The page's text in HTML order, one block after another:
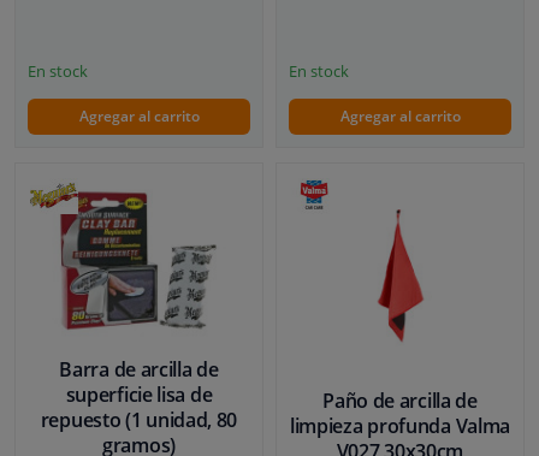
En stock
Agregar al carrito
En stock
Agregar al carrito
Barra de arcilla de
superficie lisa de
repuesto (1 unidad, 80
gramos)
Paño de arcilla de
limpieza profunda Valma
V027 30x30cm